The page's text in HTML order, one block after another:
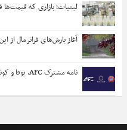
لبنیات؛ بازاری که قیمت‌ها
آغاز بارش‌های فرانرمال از
نامه مشترک AFC، یوفا و کونکاکاف علیه اینفانتینو